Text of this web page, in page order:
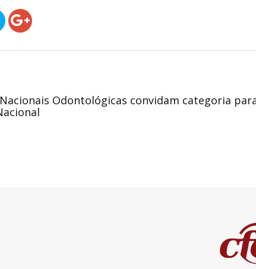
Odontológicas convidam categoria